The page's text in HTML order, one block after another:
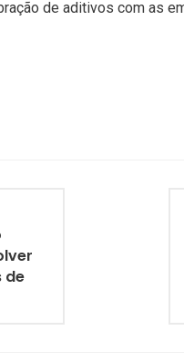
de aditivos com as
de